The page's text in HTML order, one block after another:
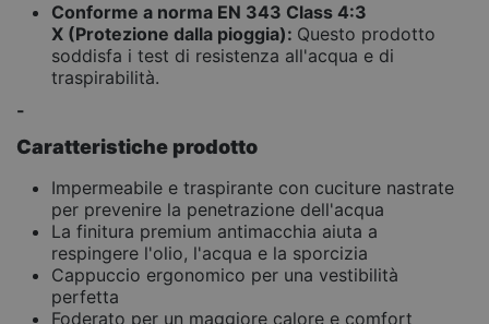
Conforme a norma EN 343 Class 4:3
X (Protezione dalla pioggia): Questo prodotto
soddisfa i test di resistenza all'acqua e di
traspirabilità.
-
Caratteristiche prodotto
Impermeabile e traspirante con cuciture nastrate
per prevenire la penetrazione dell'acqua
La finitura premium antimacchia aiuta a
respingere l'olio, l'acqua e la sporcizia
Cappuccio ergonomico per una vestibilità
perfetta
Foderato per un maggiore calore e comfort